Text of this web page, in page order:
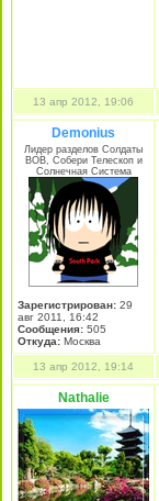
13 апр 2012, 19:06
Demonius
Лидер разделов Солдаты
ВОВ, Собери Телескоп и
Солнечная Система
Зарегистрирован: 29
авг 2011, 16:42
Сообщения: 505
Откуда: Москва
13 апр 2012, 19:14
Nathalie